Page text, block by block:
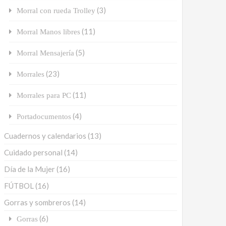
Morral con rueda Trolley (3)
Morral Manos libres (11)
Morral Mensajería (5)
Morrales (23)
Morrales para PC (11)
Portadocumentos (4)
Cuadernos y calendarios (13)
Cuidado personal (14)
Día de la Mujer (16)
FÚTBOL (16)
Gorras y sombreros (14)
Gorras (6)